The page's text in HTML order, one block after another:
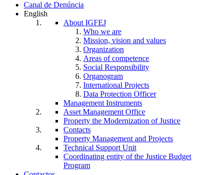
Canal de Denúncia
English
About IGFEJ
Who we are
Mission, vision and values
Organization
Areas of competence
Social Responsibility
Organogram
International Projects
Data Protection Officer
Management Instruments
Asset Management Office
Property the Modernization of Justice
Contacts
Property Management and Projects
Technical Support Unit
Coordinating entity of the Justice Budget
Program